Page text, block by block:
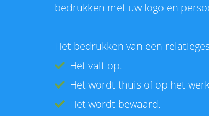
bedrukken met uw logo en
Het bedrukken van een
Het valt op.
Het wordt thuis of op het
Het wordt bewaard.